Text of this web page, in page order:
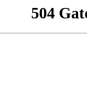
504